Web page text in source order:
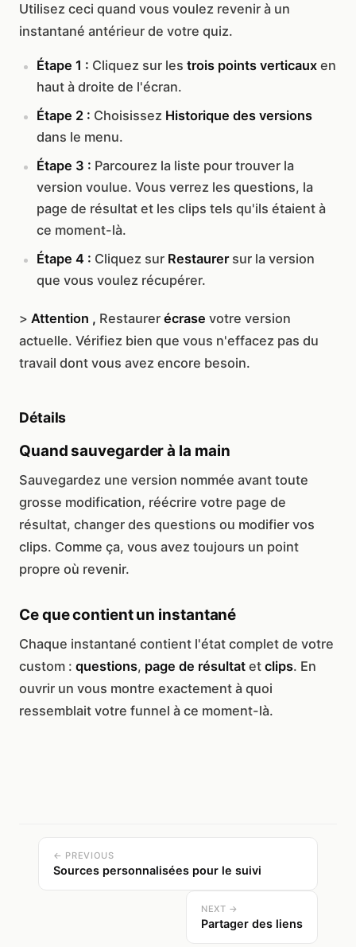
Utilisez ceci quand vous voulez revenir à un
instantané antérieur de votre quiz.
Étape 1 : Cliquez sur les trois points verticaux en
haut à droite de l'écran.
Étape 2 : Choisissez Historique des versions
dans le menu.
Étape 3 : Parcourez la liste pour trouver la
version voulue. Vous verrez les questions, la
page de résultat et les clips tels qu'ils étaient à
ce moment-là.
Étape 4 : Cliquez sur Restaurersur la version
que vous voulez récupérer.
> Attention , Restaurer écrase votre version
actuelle. Vérifiez bien que vous n'effacez pas du
travail dont vous avez encore besoin.
Détails
Quand sauvegarder à la main
Sauvegardez une version nommée avant toute
grosse modification, réécrire votre page de
résultat, changer des questions ou modifier vos
clips. Comme ça, vous avez toujours un point
propre où revenir.
Ce que contient un instantané
Chaque instantané contient l'état complet de votre
custom : questions, page de résultat et clips. En
ouvrir un vous montre exactement à quoi
ressemblait votre funnel à ce moment-là.
← PREVIOUS
Sources personnalisées pour le suivi
NEXT →
Partager des liens